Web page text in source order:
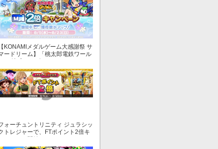
KONAMIメダルゲーム大感謝祭 サ
ードリーム】「桃太郎電鉄ワール
」でマイル獲得数が2倍！
ォーチュントリニティ ジュラシッ
トレジャーで、FTポイント2倍キ